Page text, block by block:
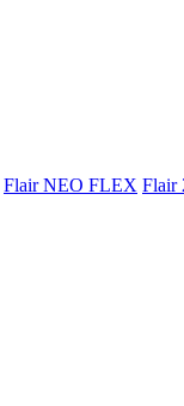
Flair NEO FLEX Flair